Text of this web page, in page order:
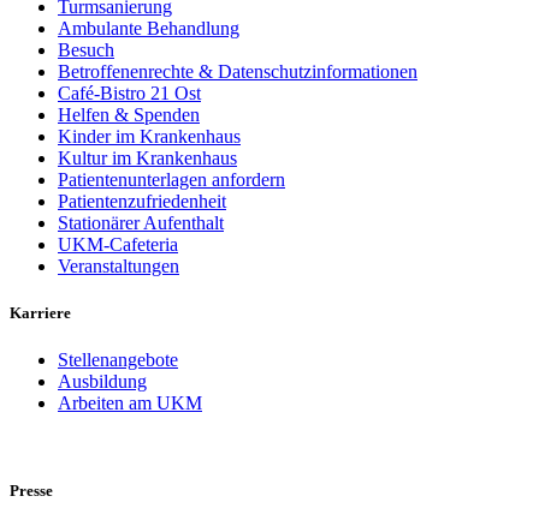
Turmsanierung
Ambulante Behandlung
Besuch
Betroffenenrechte & Datenschutzinformationen
Café-Bistro 21 Ost
Helfen & Spenden
Kinder im Krankenhaus
Kultur im Krankenhaus
Patientenunterlagen anfordern
Patientenzufriedenheit
Stationärer Aufenthalt
UKM-Cafeteria
Veranstaltungen
Karriere
Stellenangebote
Ausbildung
Arbeiten am UKM
Presse